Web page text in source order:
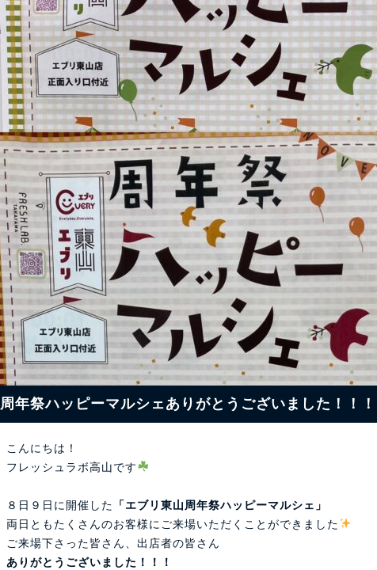
周年祭ハッピーマルシェありがとうございました！！！
こんにちは！
フレッシュラボ高山です
８日９日に開催した
「エブリ東山周年祭ハッピーマルシェ」
両日ともたくさんのお客様にご来場いただくことができました
ご来場下さった皆さん、出店者の皆さん
ありがとうございました！！！